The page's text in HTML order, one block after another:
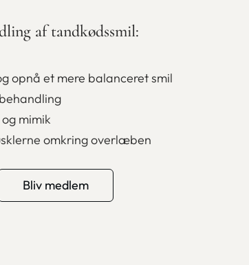
af tandkødssmil:
opnå et mere balanceret smil
mimik
omkring overlæben
Bliv medlem